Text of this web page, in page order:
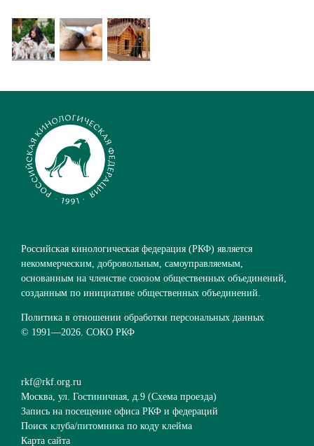
Российская кинологическая федерация (РКФ) является
некоммерческим, добровольным, самоуправляемым,
основанным на членстве союзом общественных объединений,
созданным по инициативе общественных объединений.
Политика в отношении обработки персональных данных
© 1991—2026. СОКО РКФ
rkf@rkf.org.ru
Москва, ул. Гостиничная, д.9 (Схема проезда)
Запись на посещение офиса РКФ и федераций
Поиск клуба/питомника по коду клейма
Карта сайта